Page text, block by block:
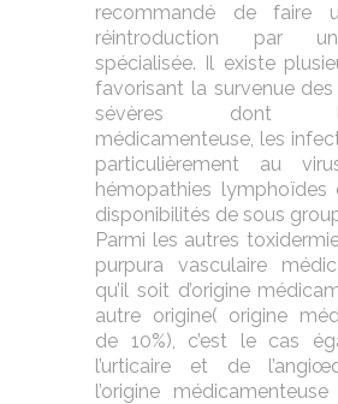
recommandé de faire
réintroduction par
spécialisée. Il existe
favorisant la survenue
sévères dont
médicamenteuse, les
particulièrement au
hémopathies lymphoïdes
disponibilités de sous
Parmi les autres
purpura vasculaire
qu’il soit d’origine
autre origine( origine
de 10%), c’est le cas
l’urticaire et de
l’origine